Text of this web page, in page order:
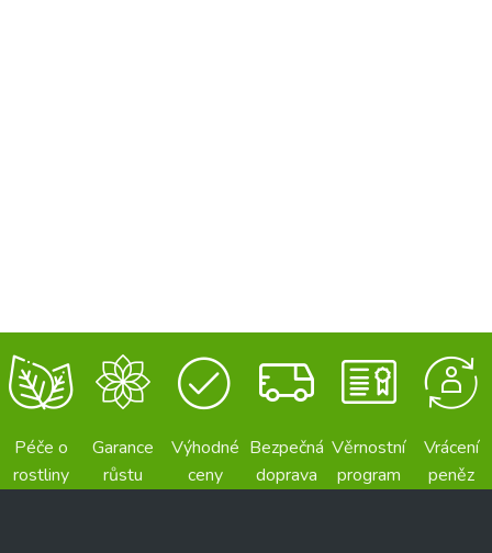
Péče o
rostliny
Garance
růstu
Výhodné
ceny
Bezpečná
doprava
Věrnostní
program
Vrácení
peněz